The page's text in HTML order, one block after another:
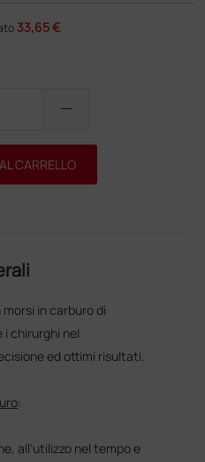
33,65 €
remove
CARRELLO
in carburo di
chirurghi nel
ed ottimi risultati.
:
all'utilizzo nel tempo e